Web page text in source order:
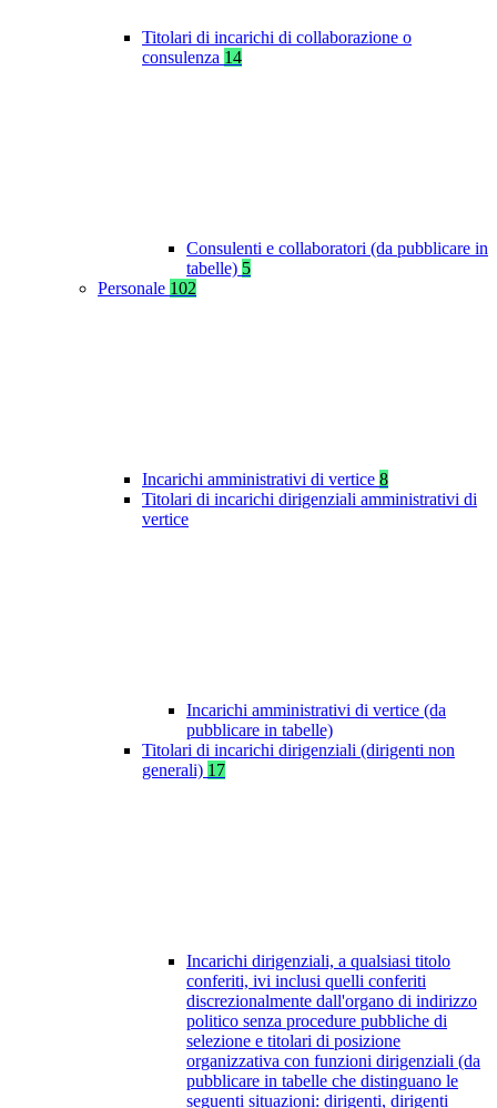
Titolari di incarichi di collaborazione o
consulenza 14
Consulenti e collaboratori (da pubblicare in
tabelle) 5
Personale 102
Incarichi amministrativi di vertice 8
Titolari di incarichi dirigenziali amministrativi di
vertice
Incarichi amministrativi di vertice (da
pubblicare in tabelle)
Titolari di incarichi dirigenziali (dirigenti non
generali) 17
Incarichi dirigenziali, a qualsiasi titolo
conferiti, ivi inclusi quelli conferiti
discrezionalmente dall'organo di indirizzo
politico senza procedure pubbliche di
selezione e titolari di posizione
organizzativa con funzioni dirigenziali (da
pubblicare in tabelle che distinguano le
seguenti situazioni: dirigenti, dirigenti